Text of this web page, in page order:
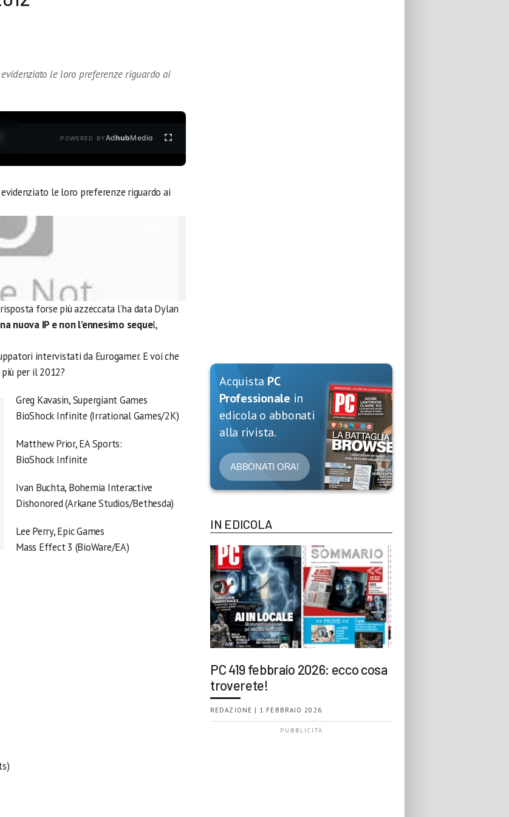
le loro preferenze riguardo ai
POWERED BYAdhubMedia
le loro preferenze riguardo ai
forse più azzeccata l’ha data Dylan
na nuova IP e non l’ennesimo sequel,
intervistati da Eurogamer. E voi che
per il 2012?
Greg Kavasin, Supergiant Games
BioShock Infinite (Irrational Games/2K)
Matthew Prior, EA Sports:
BioShock Infinite
Ivan Buchta, Bohemia Interactive
Dishonored (Arkane Studios/Bethesda)
Lee Perry, Epic Games
Mass Effect 3 (BioWare/EA)
Acquista PC
Professionale in
edicola o abbonati
alla rivista.
ABBONATI ORA!
IN EDICOLA
PC 419 febbraio 2026: ecco cosa
troverete!
REDAZIONE | 1 FEBBRAIO 2026